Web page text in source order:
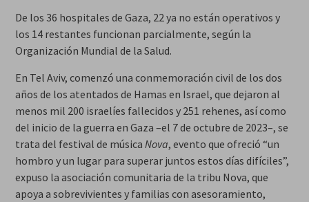
De los 36 hospitales de Gaza, 22 ya no están operativos y
los 14 restantes funcionan parcialmente, según la
Organización Mundial de la Salud.
En Tel Aviv, comenzó una conmemoración civil de los dos
años de los atentados de Hamas en Israel, que dejaron al
menos mil 200 israelíes fallecidos y 251 rehenes, así como
del inicio de la guerra en Gaza –el 7 de octubre de 2023–, se
trata del festival de música Nova, evento que ofreció “un
hombro y un lugar para superar juntos estos días difíciles”,
expuso la asociación comunitaria de la tribu Nova, que
apoya a sobrevivientes y familias con asesoramiento,